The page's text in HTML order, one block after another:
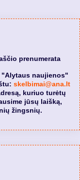
prenumerata
"Alytaus naujienos"
skelbimai@ana.lt
kuriuo turėtų
jūsų laišką,
žingsnių.